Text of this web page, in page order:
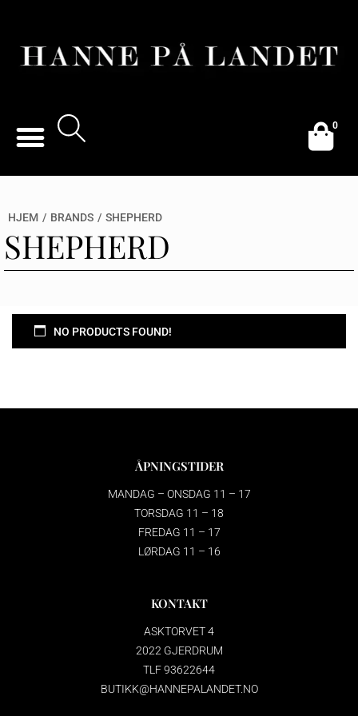
0
HJEM / BRANDS / SHEPHERD
SHEPHERD
NO PRODUCTS FOUND!
ÅPNINGSTIDER
MANDAG – ONSDAG 11 – 17
TORSDAG 11 – 18
FREDAG 11 – 17
LØRDAG 11 – 16
KONTAKT
ASKTORVET 4
2022 GJERDRUM
TLF 93622644
BUTIKK@HANNEPALANDET.NO